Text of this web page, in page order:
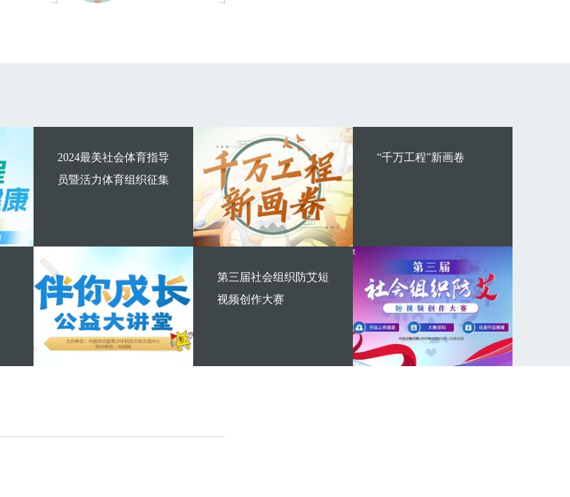
2024最美社会体育指导
员暨活力体育组织征集
“千万工程”新画卷
第三届社会组织防艾短
视频创作大赛